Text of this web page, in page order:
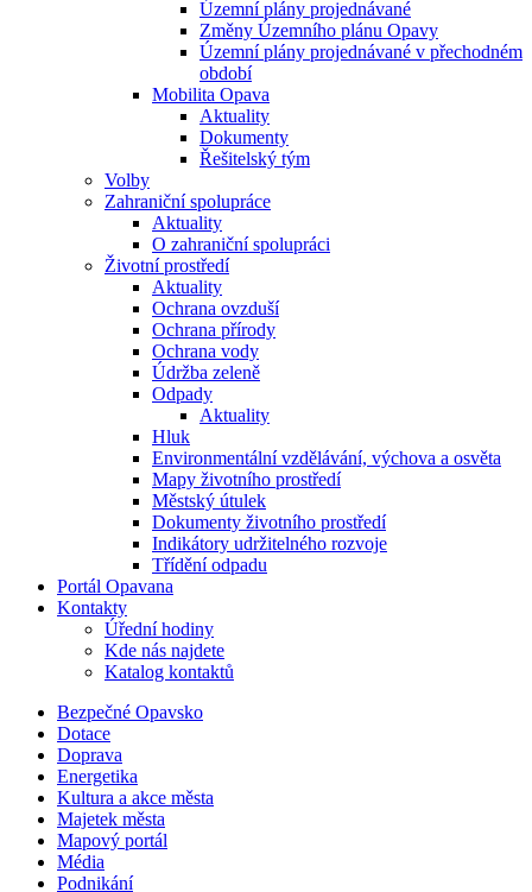
Územní plány projednávané
Změny Územního plánu Opavy
Územní plány projednávané v přechodném
období
Mobilita Opava
Aktuality
Dokumenty
Řešitelský tým
Volby
Zahraniční spolupráce
Aktuality
O zahraniční spolupráci
Životní prostředí
Aktuality
Ochrana ovzduší
Ochrana přírody
Ochrana vody
Údržba zeleně
Odpady
Aktuality
Hluk
Environmentální vzdělávání, výchova a osvěta
Mapy životního prostředí
Městský útulek
Dokumenty životního prostředí
Indikátory udržitelného rozvoje
Třídění odpadu
Portál Opavana
Kontakty
Úřední hodiny
Kde nás najdete
Katalog kontaktů
Bezpečné Opavsko
Dotace
Doprava
Energetika
Kultura a akce města
Majetek města
Mapový portál
Média
Podnikání